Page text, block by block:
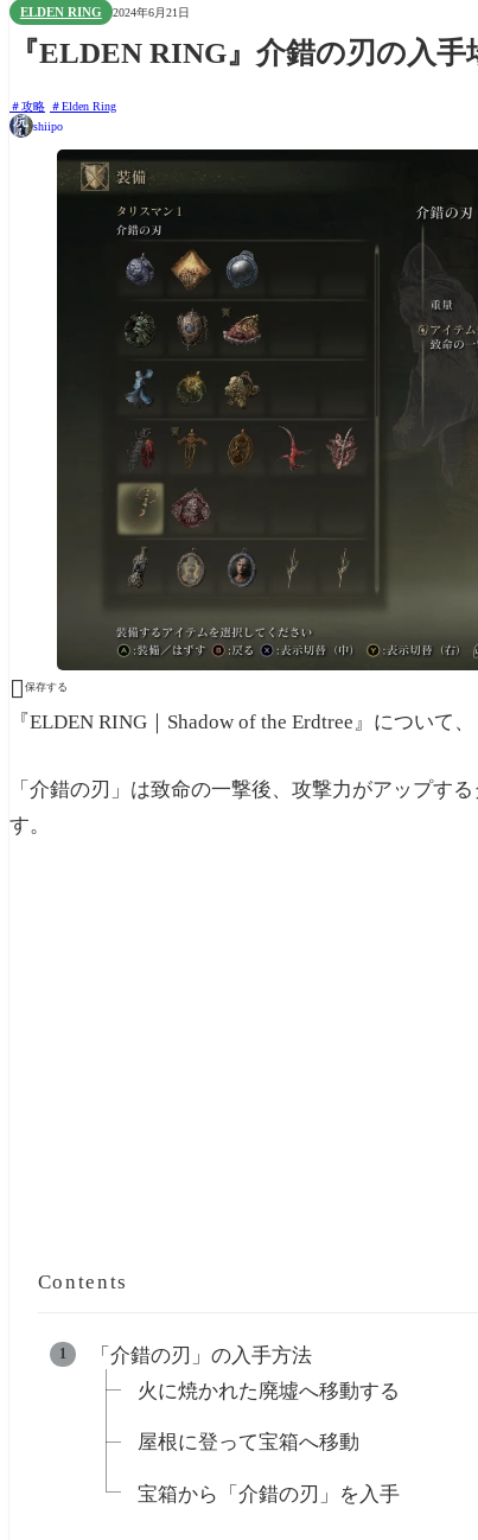
ELDEN RING 2024年6月21日
『ELDEN RING』介錯の刃の入
攻略
Elden Ring
shiipo
 保存する
『ELDEN RING｜Shadow of the Erdtree』について
「介錯の刃」は致命の一撃後、攻撃力がアップす
す。
Contents
「介錯の刃」の入手方法
火に焼かれた廃墟へ移動する
屋根に登って宝箱へ移動
宝箱から「介錯の刃」を入手